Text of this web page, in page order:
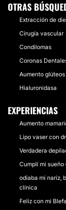
OTRAS
Extracción de
Cirugía vascular
Condilomas
Coronas
Aumento glúteos
Hialuronidasa
EXPERIENCIAS
Aumento
Lipo vaser con
Verdadera
Cumplí mi
odiaba mi nariz,
clínica
Feliz con mi